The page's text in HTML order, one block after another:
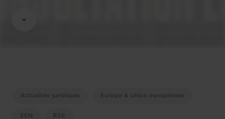
Actualités juridiques Europe & Union européenne
EEN RSE